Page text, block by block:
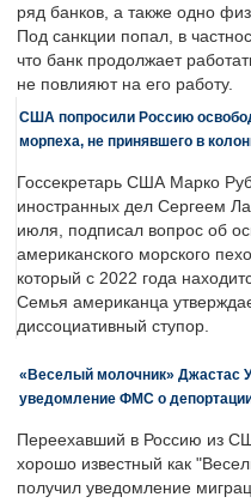
ряд банков, а также одно
Под санкции попал, в
что банк продолжает
не повлияют на его работу.
США попросили Россию
морпеха, не принявшего в
Госсекретарь США Марко
иностранных дел Сергеем
июля, подписал вопрос об
американского морского
который с 2022 года
Семья американца
диссоциативный ступор.
«Веселый молочник» Джастас
уведомление ФМС о
Переехавший в Россию из
хорошо известный как
получил уведомление